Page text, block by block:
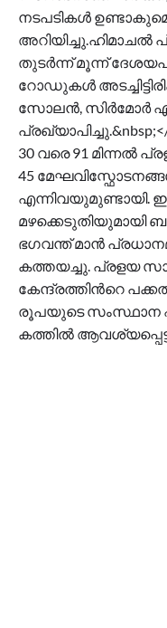
നടപടികൾ
അറിയിച്ചു.ഹിമാചൽ
തുടര്‍ന്ന് മൂന്ന്
റോഡുകള്‍
സോലൻ, സിർമോർ
30 വരെ 91 മിന്നൽ
45
എന്നിവയുമുണ്ടായി.
മഴക്കെടുതിയുമായി
ഭഗവന്ത്‌ മാൻ
കത്തയച്ചു. പ്രളയ
കേന്ദ്രത്തിന്‍റെ
രൂപയുടെ സംസ്ഥാന
കത്തിൽ